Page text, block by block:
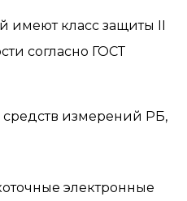
имеют класс защиты II
согласно ГОСТ
средств измерений РБ,
электронные